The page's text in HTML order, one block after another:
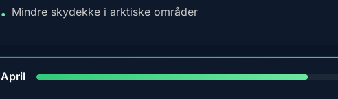
• Mindre skydekke i arktiske områder
April